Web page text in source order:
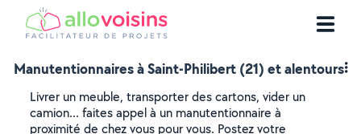
Manutentionnaires à Saint-Philibert (21) et alentours
Livrer un meuble, transporter des cartons, vider un
camion... faites appel à un manutentionnaire à
proximité de chez vous pour vous. Postez votre